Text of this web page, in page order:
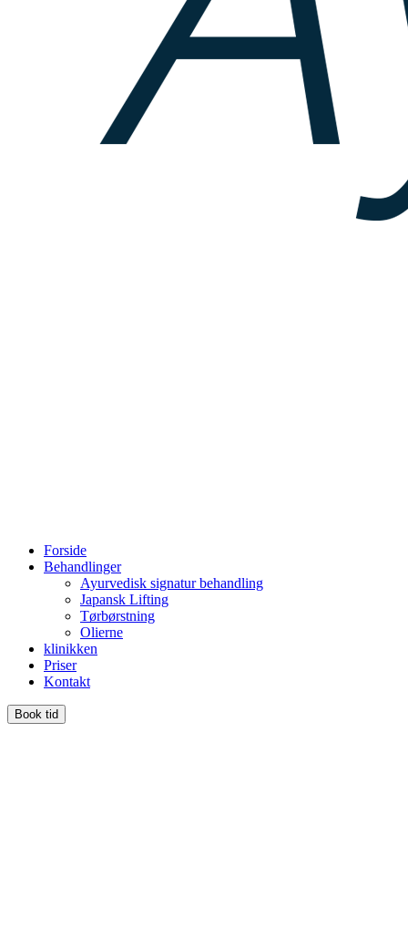
Forside
Behandlinger
Ayurvedisk signatur behandling
Japansk Lifting
Tørbørstning
Olierne
klinikken
Priser
Kontakt
Book tid